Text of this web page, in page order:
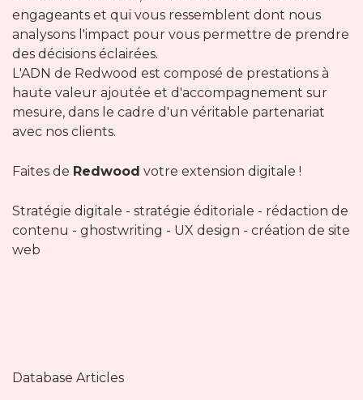
engageants et qui vous ressemblent dont nous
analysons l'impact pour vous permettre de prendre
des décisions éclairées.
L'ADN de Redwood est composé de prestations à
haute valeur ajoutée et d'accompagnement sur
mesure, dans le cadre d'un véritable partenariat
avec nos clients.
Faites de Redwood votre extension digitale !
Stratégie digitale - stratégie éditoriale - rédaction de
contenu - ghostwriting - UX design - création de site
web
Database Articles